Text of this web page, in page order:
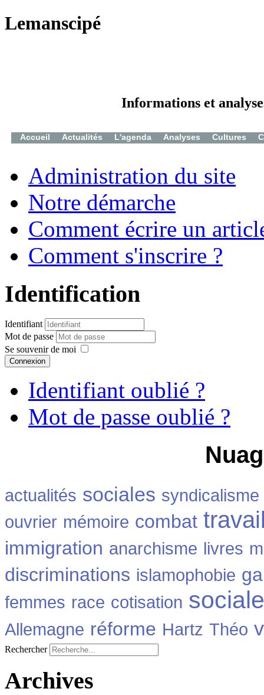
Lemanscipé
Informations et
Accueil Actualités L'agenda Analyses Cultures
Administration du site
Notre démarche
Comment écrire un
Comment s'inscrire ?
Identification
Identifiant
Mot de passe
Se souvenir de moi
Connexion
Identifiant oublié ?
Mot de passe oublié ?
actualités sociales syndicalisme
ouvrier mémoire combat
immigration anarchisme livres
discriminations islamophobie
femmes race cotisation sociale
Allemagne réforme Hartz Théo
Rechercher
Archives